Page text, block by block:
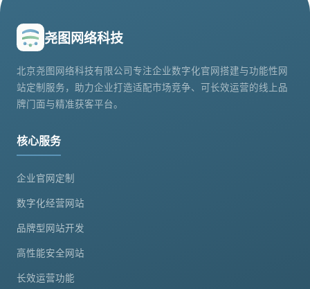
尧图网络科技
北京尧图网络科技有限公司专注企业数字化官网搭建与功能性网
站定制服务，助力企业打造适配市场竞争、可长效运营的线上品
牌门面与精准获客平台。
核心服务
企业官网定制
数字化经营网站
品牌型网站开发
高性能安全网站
长效运营功能